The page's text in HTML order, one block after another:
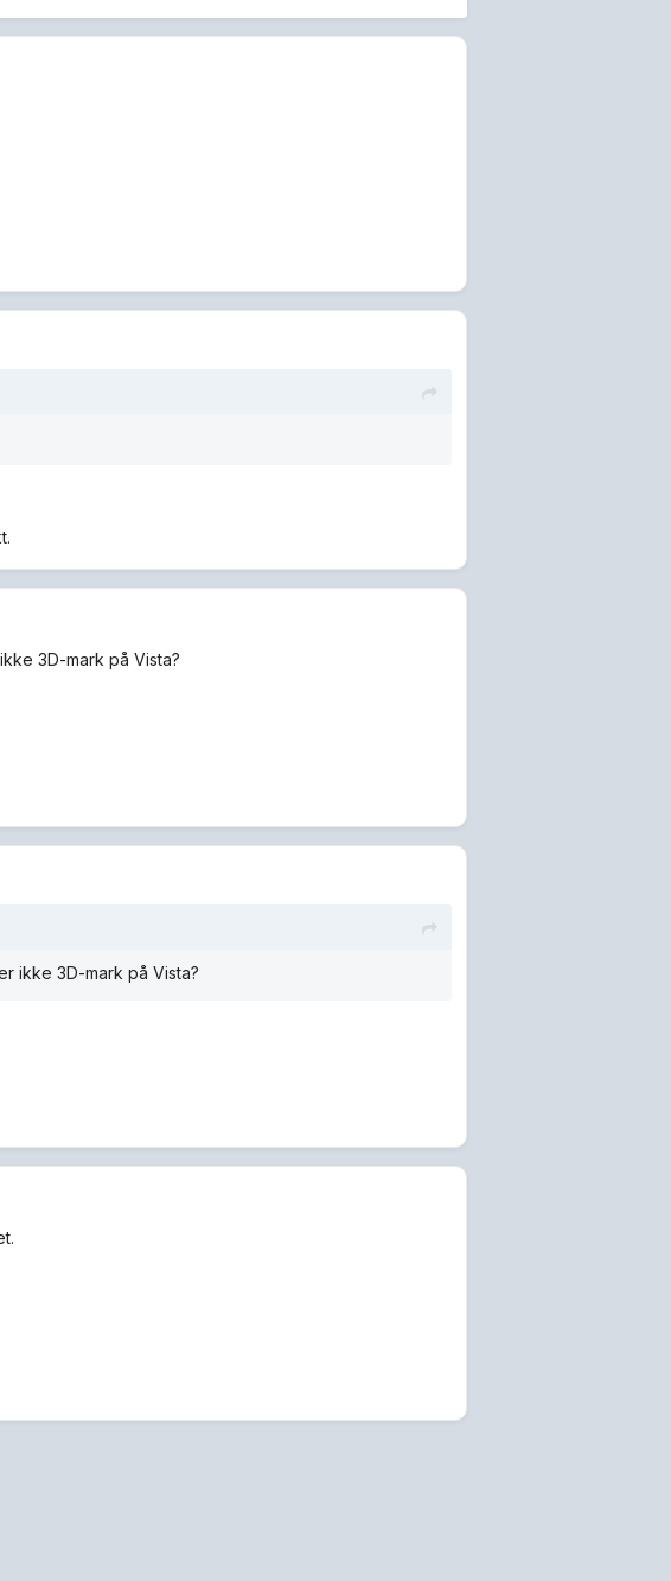
3D-mark på Vista?
ikke 3D-mark på Vista?